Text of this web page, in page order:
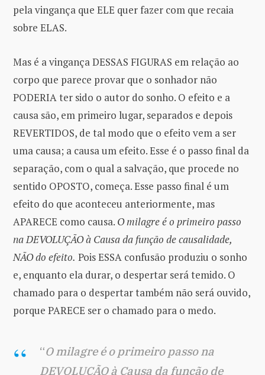
pela vingança que ELE quer fazer com que recaia
sobre ELAS.
Mas é a vingança DESSAS FIGURAS em relação ao
corpo que parece provar que o sonhador não
PODERIA ter sido o autor do sonho. O efeito e a
causa são, em primeiro lugar, separados e depois
REVERTIDOS, de tal modo que o efeito vem a ser
uma causa; a causa um efeito. Esse é o passo final da
separação, com o qual a salvação, que procede no
sentido OPOSTO, começa. Esse passo final é um
efeito do que aconteceu anteriormente, mas
APARECE como causa. O milagre é o primeiro passo
na DEVOLUÇÃO à Causa da função de causalidade,
NÃO do efeito. Pois ESSA confusão produziu o sonho
e, enquanto ela durar, o despertar será temido. O
chamado para o despertar também não será ouvido,
porque PARECE ser o chamado para o medo.
“O milagre é o primeiro passo na
DEVOLUÇÃO à Causa da função de